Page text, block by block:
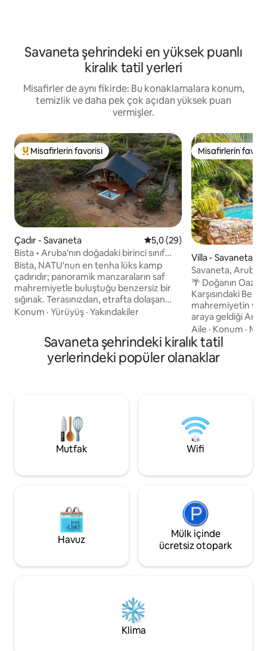
Savaneta şehrindeki en yüksek puanlı
kiralık tatil yerleri
Misafirler de aynı fikirde: Bu konaklamalara konum,
temizlik ve daha pek çok açıdan yüksek puan
vermişler.
Misafirlerin favorilerinden en beğenilenler arasında
Misafirlerin favorisi
Çadır - Savaneta 5 üzerinden ortalama 5,0
5,0 (29)
Bista • Aruba'nın doğadaki birinci sınıf
lüks kampı
Bista, NATU'nun en tenha lüks kamp
çadırıdır; panoramik manzaraların saf
mahremiyetle buluştuğu benzersiz bir
sığınak. Terasınızdan, etrafta dolaşan
keçileri ve gökyüzünde tembelce
noktasına yürüyün, ardından
gökyüzünün altındaki açık hava
duşunuzda durulayın. Aruba'nın önde
konakladığınız yer ailemizin tarihi tarım
arazilerini restore etmemize yardımcı
Konum · Yürüyüş · Yakındakiler
Misafirlerin
Misafirlerin
Villa - Savaneta
Savaneta,
Villa
🌴 Doğanın Oazı
Karşısındaki
mahremiyetin ve
araya geldiği
bir mücevher
geldiniz. Ev sahipliğini Daniel Laurence’in
yaptığı bu
kültür açısından
keşfetmek ve
kalabalıktan
istiyorsanız… işte
Aile · Konum ·
Savaneta şehrindeki kiralık tatil
yerlerindeki popüler olanaklar
Mutfak Wifi
Havuz
Mülk içinde
ücretsiz otopark
Klima